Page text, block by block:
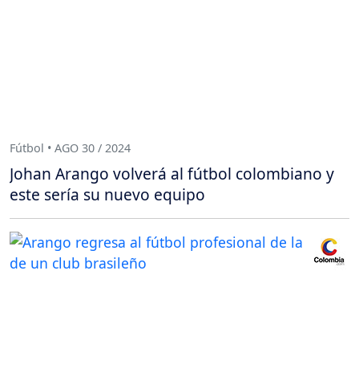
Fútbol • AGO 30 / 2024
Johan Arango volverá al fútbol colombiano y
este sería su nuevo equipo